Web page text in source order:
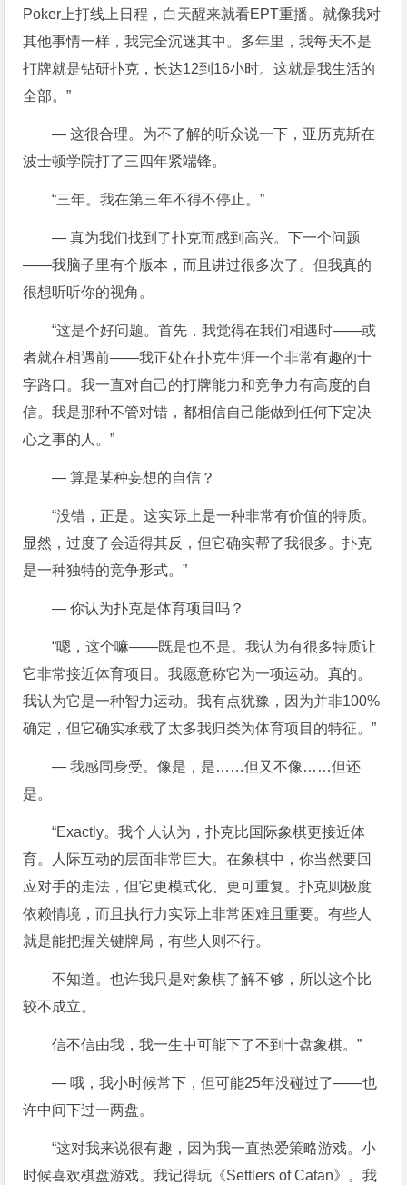
Poker上打线上日程，白天醒来就看EPT重播。就像我对
其他事情一样，我完全沉迷其中。多年里，我每天不是
打牌就是钻研扑克，长达12到16小时。这就是我生活的
全部。”
— 这很合理。为不了解的听众说一下，亚历克斯在
波士顿学院打了三四年紧端锋。
“三年。我在第三年不得不停止。”
— 真为我们找到了扑克而感到高兴。下一个问题
——我脑子里有个版本，而且讲过很多次了。但我真的
很想听听你的视角。
“这是个好问题。首先，我觉得在我们相遇时——或
者就在相遇前——我正处在扑克生涯一个非常有趣的十
字路口。我一直对自己的打牌能力和竞争力有高度的自
信。我是那种不管对错，都相信自己能做到任何下定决
心之事的人。”
— 算是某种妄想的自信？
“没错，正是。这实际上是一种非常有价值的特质。
显然，过度了会适得其反，但它确实帮了我很多。扑克
是一种独特的竞争形式。”
— 你认为扑克是体育项目吗？
“嗯，这个嘛——既是也不是。我认为有很多特质让
它非常接近体育项目。我愿意称它为一项运动。真的。
我认为它是一种智力运动。我有点犹豫，因为并非100%
确定，但它确实承载了太多我归类为体育项目的特征。”
— 我感同身受。像是，是……但又不像……但还
是。
“Exactly。我个人认为，扑克比国际象棋更接近体
育。人际互动的层面非常巨大。在象棋中，你当然要回
应对手的走法，但它更模式化、更可重复。扑克则极度
依赖情境，而且执行力实际上非常困难且重要。有些人
就是能把握关键牌局，有些人则不行。
不知道。也许我只是对象棋了解不够，所以这个比
较不成立。
信不信由我，我一生中可能下了不到十盘象棋。”
— 哦，我小时候常下，但可能25年没碰过了——也
许中间下过一两盘。
“这对我来说很有趣，因为我一直热爱策略游戏。小
时候喜欢棋盘游戏。我记得玩《Settlers of Catan》。我